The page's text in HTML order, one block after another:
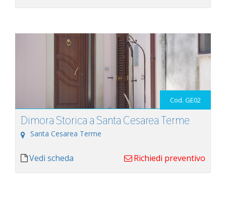
Cod. GE02
Dimora Storica a Santa Cesarea Terme
Santa Cesarea Terme
Vedi scheda Richiedi preventivo